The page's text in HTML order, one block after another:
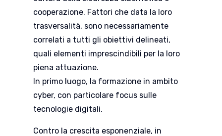
cooperazione. Fattori che data la loro
trasversalità, sono necessariamente
correlati a tutti gli obiettivi delineati,
quali elementi imprescindibili per la loro
piena attuazione.
In primo luogo, la formazione in ambito
cyber, con particolare focus sulle
tecnologie digitali.
Contro la crescita esponenziale, in